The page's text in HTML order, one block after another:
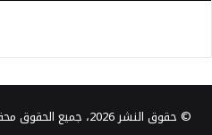
© حقوق النشر 2026، جميع الحقوق محفوظة |